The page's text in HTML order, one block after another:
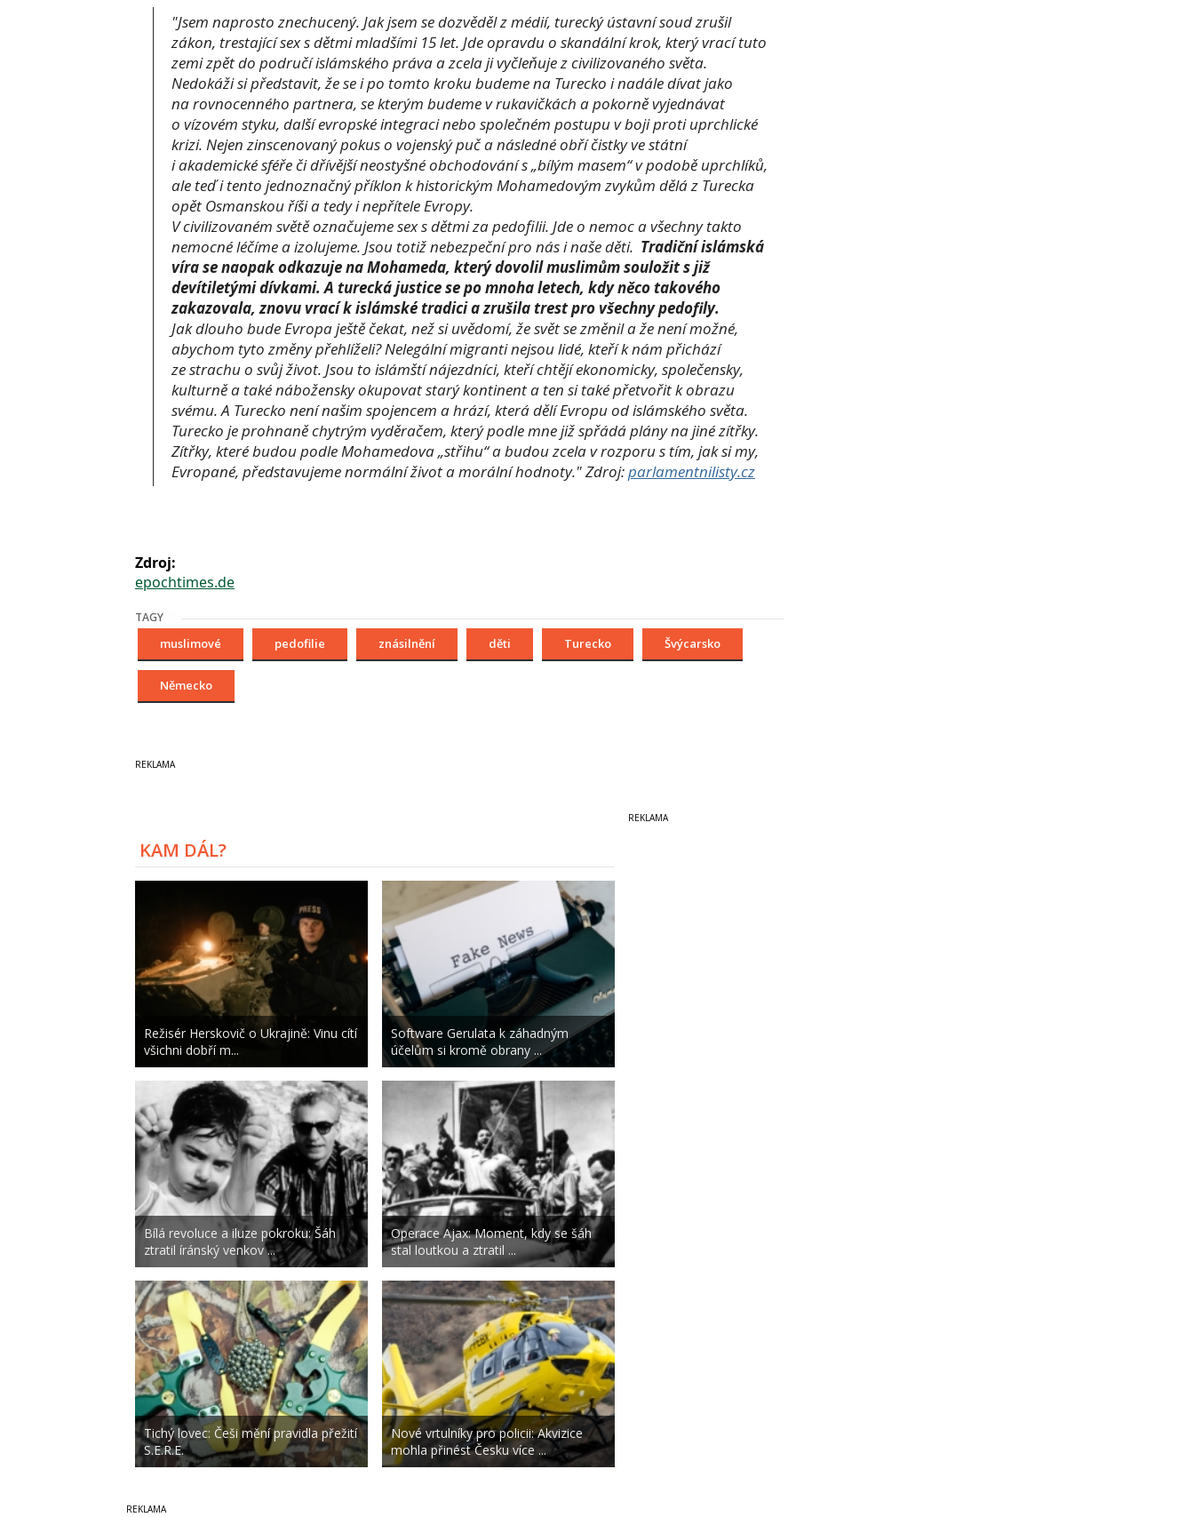
"Jsem naprosto znechucený. Jak jsem se dozvěděl z médií, turecký ústavní soud zrušil
zákon, trestající sex s dětmi mladšími 15 let. Jde opravdu o skandální krok, který vrací tuto
zemi zpět do područí islámského práva a zcela ji vyčleňuje z civilizovaného světa.
Nedokáži si představit, že se i po tomto kroku budeme na Turecko i nadále dívat jako
na rovnocenného partnera, se kterým budeme v rukavičkách a pokorně vyjednávat
o vízovém styku, další evropské integraci nebo společném postupu v boji proti uprchlické
krizi. Nejen zinscenovaný pokus o vojenský puč a následné obří čistky ve státní
i akademické sféře či dřívější neostyšné obchodování s „bílým masem“ v podobě uprchlíků,
ale teď i tento jednoznačný příklon k historickým Mohamedovým zvykům dělá z Turecka
opět Osmanskou říši a tedy i nepřítele Evropy.
V civilizovaném světě označujeme sex s dětmi za pedofilii. Jde o nemoc a všechny takto
nemocné léčíme a izolujeme. Jsou totiž nebezpeční pro nás i naše děti. Tradiční islámská
víra se naopak odkazuje na Mohameda, který dovolil muslimům souložit s již
devítiletými dívkami. A turecká justice se po mnoha letech, kdy něco takového
zakazovala, znovu vrací k islámské tradici a zrušila trest pro všechny pedofily.
Jak dlouho bude Evropa ještě čekat, než si uvědomí, že svět se změnil a že není možné,
abychom tyto změny přehlíželi? Nelegální migranti nejsou lidé, kteří k nám přichází
ze strachu o svůj život. Jsou to islámští nájezdníci, kteří chtějí ekonomicky, společensky,
kulturně a také nábožensky okupovat starý kontinent a ten si také přetvořit k obrazu
svému. A Turecko není našim spojencem a hrází, která dělí Evropu od islámského světa.
Turecko je prohnaně chytrým vyděračem, který podle mne již spřádá plány na jiné zítřky.
Zítřky, které budou podle Mohamedova „střihu“ a budou zcela v rozporu s tím, jak si my,
Evropané, představujeme normální život a morální hodnoty." Zdroj:parlamentnilisty.cz
Zdroj:
epochtimes.de
TAGY
muslimové pedofilie znásilnění děti Turecko Švýcarsko
Německo
KAM DÁL?
Režisér Herskovič o Ukrajině: Vinu cítí
všichni dobří m...
Bílá revoluce a iluze pokroku: Šáh
ztratil íránský venkov ...
Tichý lovec: Češi mění pravidla přežití
S.E.R.E.
Software Gerulata k záhadným
účelům si kromě obrany ...
Operace Ajax: Moment, kdy se šáh
stal loutkou a ztratil ...
Nové vrtulníky pro policii: Akvizice
mohla přinést Česku více ...